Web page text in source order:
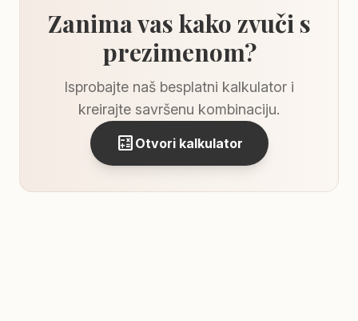
Zanima vas kako zvuči s
prezimenom?
Isprobajte naš besplatni kalkulator i
kreirajte savršenu kombinaciju.
calculate Otvori kalkulator